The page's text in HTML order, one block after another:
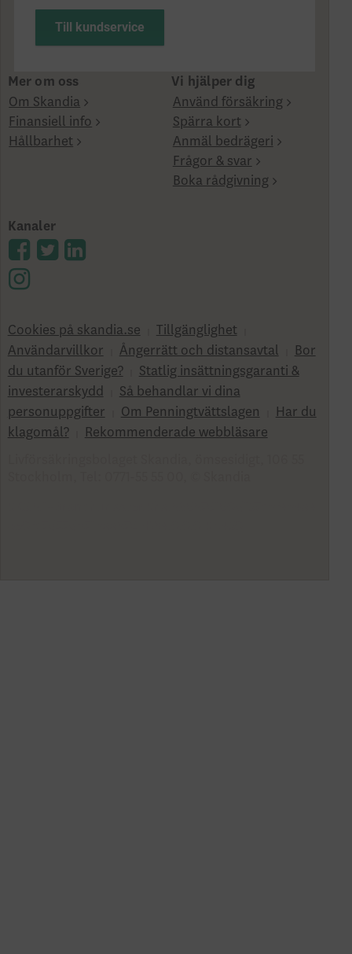
Till kundservice
Mer om oss
Om Skandia
Finansiell info
Hållbarhet
Vi hjälper dig
Använd försäkring
Spärra kort
Anmäl bedrägeri
Frågor & svar
Boka rådgivning
Kanaler
Cookies på skandia.se
Tillgänglighet
Användarvillkor
Ångerrätt och distansavtal
Bor
du utanför Sverige?
Statlig insättningsgaranti &
investerar­skydd
Så behandlar vi dina
personuppgifter
Om Penningtvättslagen
Har du
klagomål?
Rekommenderade webbläsare